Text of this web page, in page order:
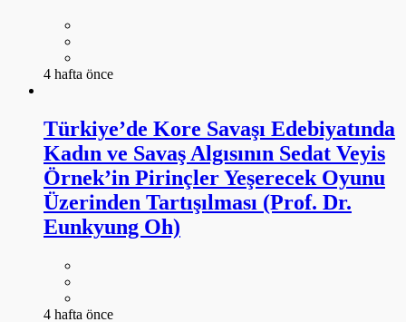
4 hafta önce
Türkiye’de Kore Savaşı Edebiyatında
Kadın ve Savaş Algısının Sedat Veyis
Örnek’in Pirinçler Yeşerecek Oyunu
Üzerinden Tartışılması (Prof. Dr.
Eunkyung Oh)
4 hafta önce